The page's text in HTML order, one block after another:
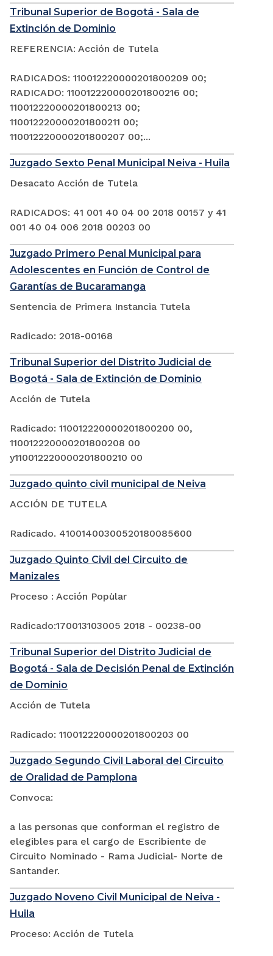
Tribunal Superior de Bogotá - Sala de
Extinción de Dominio
REFERENCIA: Acción de Tutela
RADICADOS: 110012220000201800209 00;
RADICADO: 110012220000201800216 00;
110012220000201800213 00;
110012220000201800211 00;
110012220000201800207 00;...
Juzgado Sexto Penal Municipal Neiva - Huila
Desacato Acción de Tutela
RADICADOS: 41 001 40 04 00 2018 00157 y 41
001 40 04 006 2018 00203 00
Juzgado Primero Penal Municipal para
Adolescentes en Función de Control de
Garantías de Bucaramanga
Sentencia de Primera Instancia Tutela
Radicado: 2018-00168
Tribunal Superior del Distrito Judicial de
Bogotá - Sala de Extinción de Dominio
Acción de Tutela
Radicado: 110012220000201800200 00,
110012220000201800208 00
y110012220000201800210 00
Juzgado quinto civil municipal de Neiva
ACCIÓN DE TUTELA
Radicado. 41001400300520180085600
Juzgado Quinto Civil del Circuito de
Manizales
Proceso : Acción Popùlar
Radicado:170013103005 2018 - 00238-00
Tribunal Superior del Distrito Judicial de
Bogotá - Sala de Decisión Penal de Extinción
de Dominio
Acción de Tutela
Radicado: 110012220000201800203 00
Juzgado Segundo Civil Laboral del Circuito
de Oralidad de Pamplona
Convoca:
a las personas que conforman el registro de
elegibles para el cargo de Escribiente de
Circuito Nominado - Rama Judicial- Norte de
Santander.
Juzgado Noveno Civil Municipal de Neiva -
Huila
Proceso: Acción de Tutela